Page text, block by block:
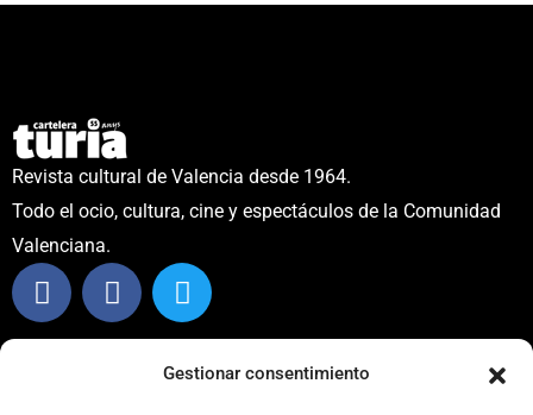
Gestionar consentimiento
Revista cultural de Valencia desde 1964.
Todo el ocio, cultura, cine y espectáculos de la Comunidad
Valenciana.
info@carteleraturia.com